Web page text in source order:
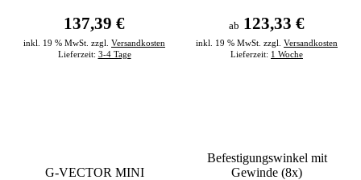
137,39 €
inkl. 19 % MwSt. zzgl. Versandkosten
Lieferzeit: 3-4 Tage
ab 123,33 €
inkl. 19 % MwSt. zzgl. Versandkosten
Lieferzeit: 1 Woche
G-VECTOR MINI
Befestigungswinkel mit
Gewinde (8x)